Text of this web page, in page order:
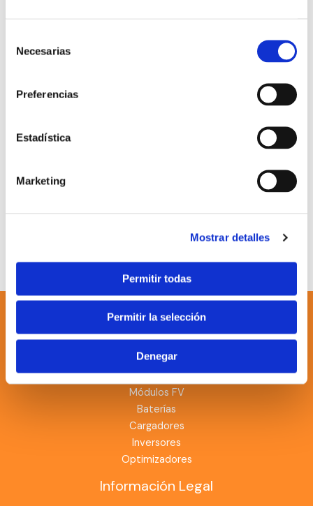
Necesarias
Preferencias
Estadística
Marketing
Mostrar detalles
Permitir todas
Permitir la selección
Denegar
✅ El impacto negativo de las temperaturas elevadas
sobre el comportamiento se atribuye principalmente a una
de la SEI comienza a degradarse o a disolverse.
La velocidad de reacción aumenta porque la fracción de
moléculas que sobrepasan la energía de activación es
Categorías
Módulos FV
Baterías
Cargadores
Inversores
Optimizadores
Información Legal